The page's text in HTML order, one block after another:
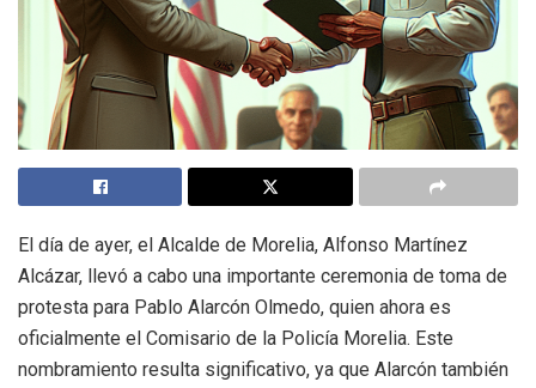
El día de ayer, el Alcalde de Morelia, Alfonso Martínez
Alcázar, llevó a cabo una importante ceremonia de toma de
protesta para Pablo Alarcón Olmedo, quien ahora es
oficialmente el Comisario de la Policía Morelia. Este
nombramiento resulta significativo, ya que Alarcón también